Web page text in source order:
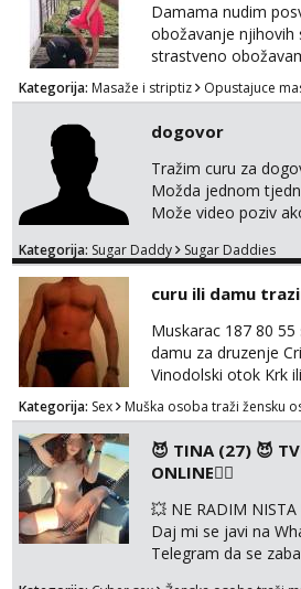
Damama nudim
obožavanje njihovih
strastveno
Kategorija: Masaže i striptiz Opustajuce
dogovor
Tražim curu za
Možda jednom
Može video poziv
ponude. Moje
Eventualne iznimke
osobnosti i iskrene
@m49229
Kategorija: Sugar Daddy Sugar Daddies
curu ili damu
Muskarac 187 80
damu za druzenje
Vinodolski otok Krk
Kategorija: Sex Muška osoba traži žensku
😈 TINA (27) 😈
ONLINE❤️‍🔥
💥 NE RADIM
Daj mi se javi na
Telegram da se